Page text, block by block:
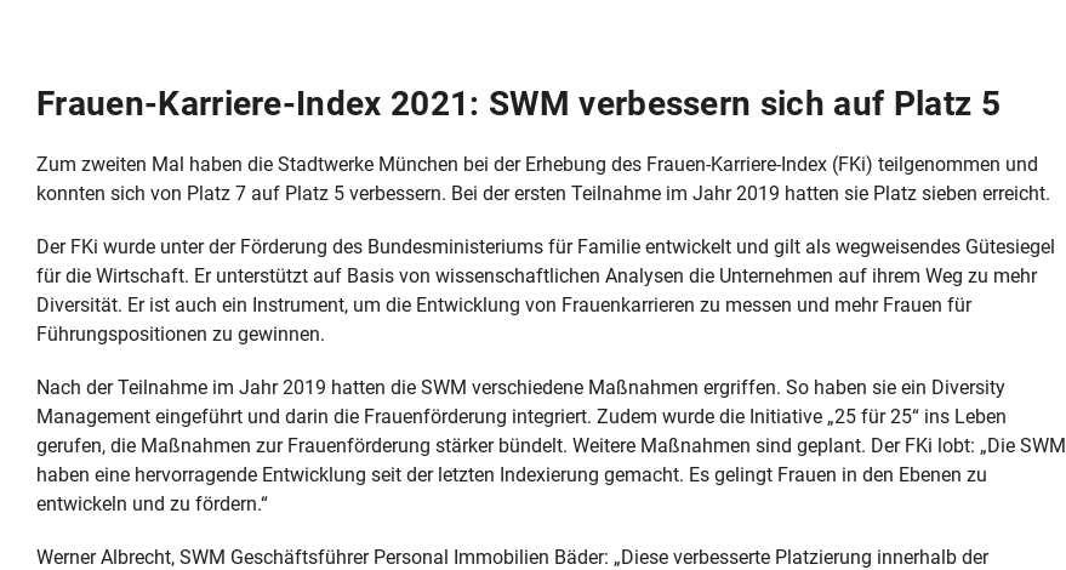
Frauen-Karriere-Index 2021: SWM verbessern sich auf Platz 5
Zum zweiten Mal haben die Stadtwerke München bei der Erhebung des Frauen-Karriere-Index (FKi) teilgenommen und
konnten sich von Platz 7 auf Platz 5 verbessern. Bei der ersten Teilnahme im Jahr 2019 hatten sie Platz sieben erreicht.
Der FKi wurde unter der Förderung des Bundesministeriums für Familie entwickelt und gilt als wegweisendes Gütesiegel
für die Wirtschaft. Er unterstützt auf Basis von wissenschaftlichen Analysen die Unternehmen auf ihrem Weg zu mehr
Diversität. Er ist auch ein Instrument, um die Entwicklung von Frauenkarrieren zu messen und mehr Frauen für
Führungspositionen zu gewinnen.
Nach der Teilnahme im Jahr 2019 hatten die SWM verschiedene Maßnahmen ergriffen. So haben sie ein Diversity
Management eingeführt und darin die Frauenförderung integriert. Zudem wurde die Initiative „25 für 25“ ins Leben
gerufen, die Maßnahmen zur Frauenförderung stärker bündelt. Weitere Maßnahmen sind geplant. Der FKi lobt: „Die SWM
haben eine hervorragende Entwicklung seit der letzten Indexierung gemacht. Es gelingt Frauen in den Ebenen zu
entwickeln und zu fördern.“
Werner Albrecht, SWM Geschäftsführer Personal Immobilien Bäder: „Diese verbesserte Platzierung innerhalb der